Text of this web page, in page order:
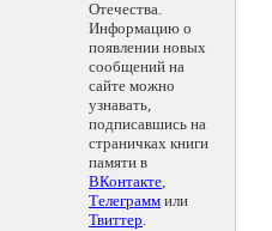
Отечества.
Информацию о
появлении новых
сообщений на
сайте можно
узнавать,
подписавшись на
страничках книги
памяти в
ВКонтакте,
Телеграмм или
Твиттер.